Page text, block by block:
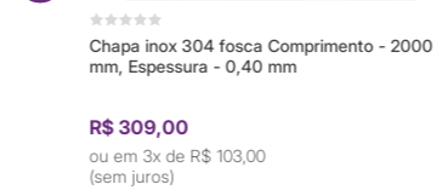
Chapa inox 304 fosca Comprimento - 2000
mm, Espessura - 0,40 mm
R$ 309,00
3x deR$ 103,00
(sem juros)